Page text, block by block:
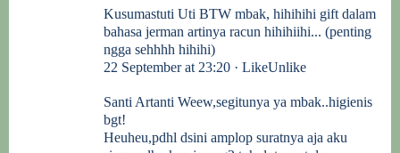
Kusumastuti Uti BTW mbak, hihihihi gift dalam
bahasa jerman artinya racun hihihiihi... (penting
ngga sehhhh hihihi)
22 September at 23:20 · LikeUnlike
Santi Artanti Weew,segitunya ya mbak..higienis
bgt!
Heuheu,pdhl dsini amplop suratnya aja aku